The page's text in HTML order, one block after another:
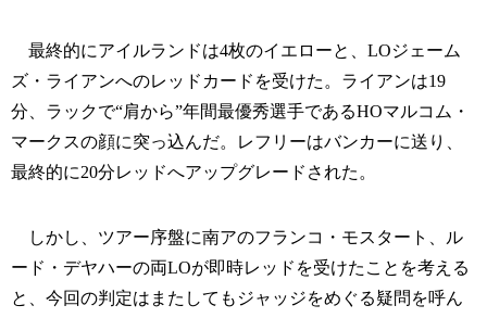
最終的にアイルランドは4枚のイエローと、LOジェーム
ズ・ライアンへのレッドカードを受けた。ライアンは19
分、ラックで“肩から”年間最優秀選手であるHOマルコム・
マークスの顔に突っ込んだ。レフリーはバンカーに送り、
最終的に20分レッドへアップグレードされた。
しかし、ツアー序盤に南アのフランコ・モスタート、ル
ード・デヤハーの両LOが即時レッドを受けたことを考える
と、今回の判定はまたしてもジャッジをめぐる疑問を呼ん